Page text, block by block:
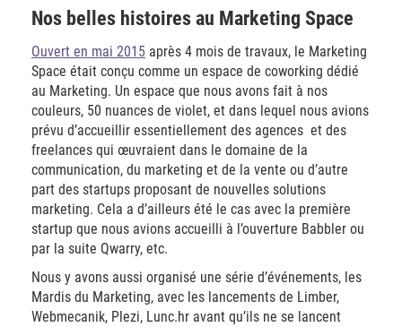
Nos belles histoires au Marketing Space
Ouvert en mai 2015 après 4 mois de travaux, le Marketing
Space était conçu comme un espace de coworking dédié
au Marketing. Un espace que nous avons fait à nos
couleurs, 50 nuances de violet, et dans lequel nous avions
prévu d’accueillir essentiellement des agences et des
freelances qui œuvraient dans le domaine de la
communication, du marketing et de la vente ou d’autre
part des startups proposant de nouvelles solutions
marketing. Cela a d’ailleurs été le cas avec la première
startup que nous avions accueilli à l’ouverture Babbler ou
par la suite Qwarry, etc.
Nous y avons aussi organisé une série d’événements, les
Mardis du Marketing, avec les lancements de Limber,
Webmecanik, Plezi, Lunc.hr avant qu’ils ne se lancent